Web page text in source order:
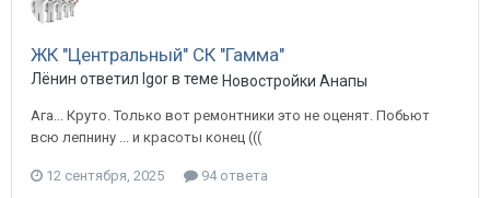
ЖК "Центральный" СК "Гамма"
Лёнин ответил Igor в теме Новостройки Анапы
Ага... Круто. Только вот ремонтники это не оценят. Побьют
всю лепнину ... и красоты конец (((
12 сентября, 2025 94 ответа